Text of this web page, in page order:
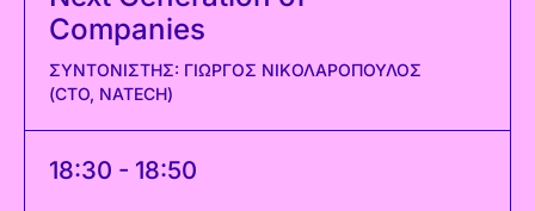
Companies
ΣΥΝΤΟΝΙΣΤΉΣ: ΓΙΏΡΓΟΣ ΝΙΚΟΛΆΡΟΠΟΥΛΟΣ
(CTO, NATECH)
18:30 - 18:50